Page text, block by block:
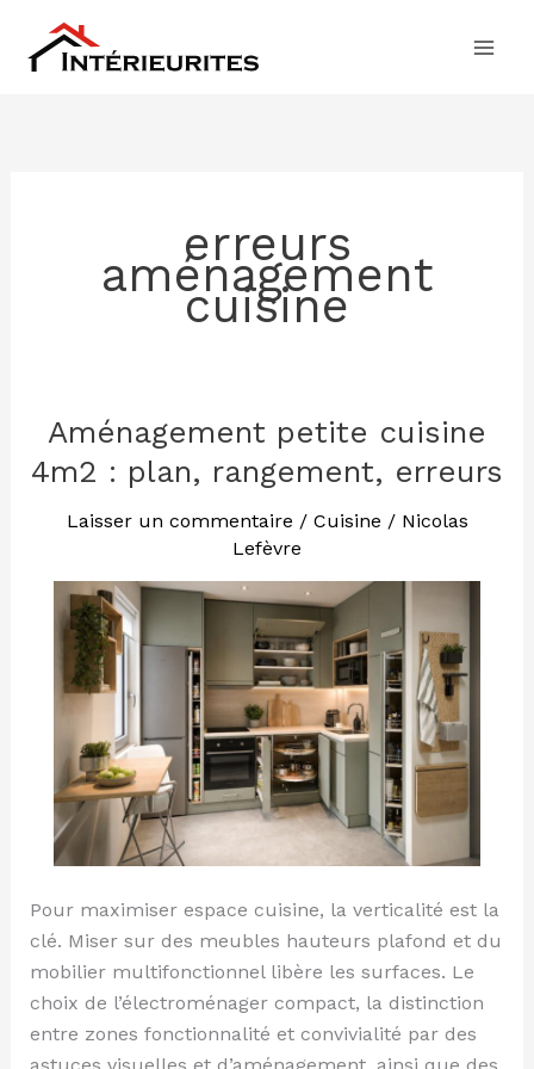
contenu
erreurs
aménagement
cuisine
Aménagement petite cuisine
4m2 : plan, rangement, erreurs
Laisser un commentaire / Cuisine / Nicolas
Lefèvre
Pour maximiser espace cuisine, la verticalité est la
clé. Miser sur des meubles hauteurs plafond et du
mobilier multifonctionnel libère les surfaces. Le
choix de l’électroménager compact, la distinction
entre zones fonctionnalité et convivialité par des
Aménagement
petite
cuisine
4m2
plan,
rangement,
erreurs